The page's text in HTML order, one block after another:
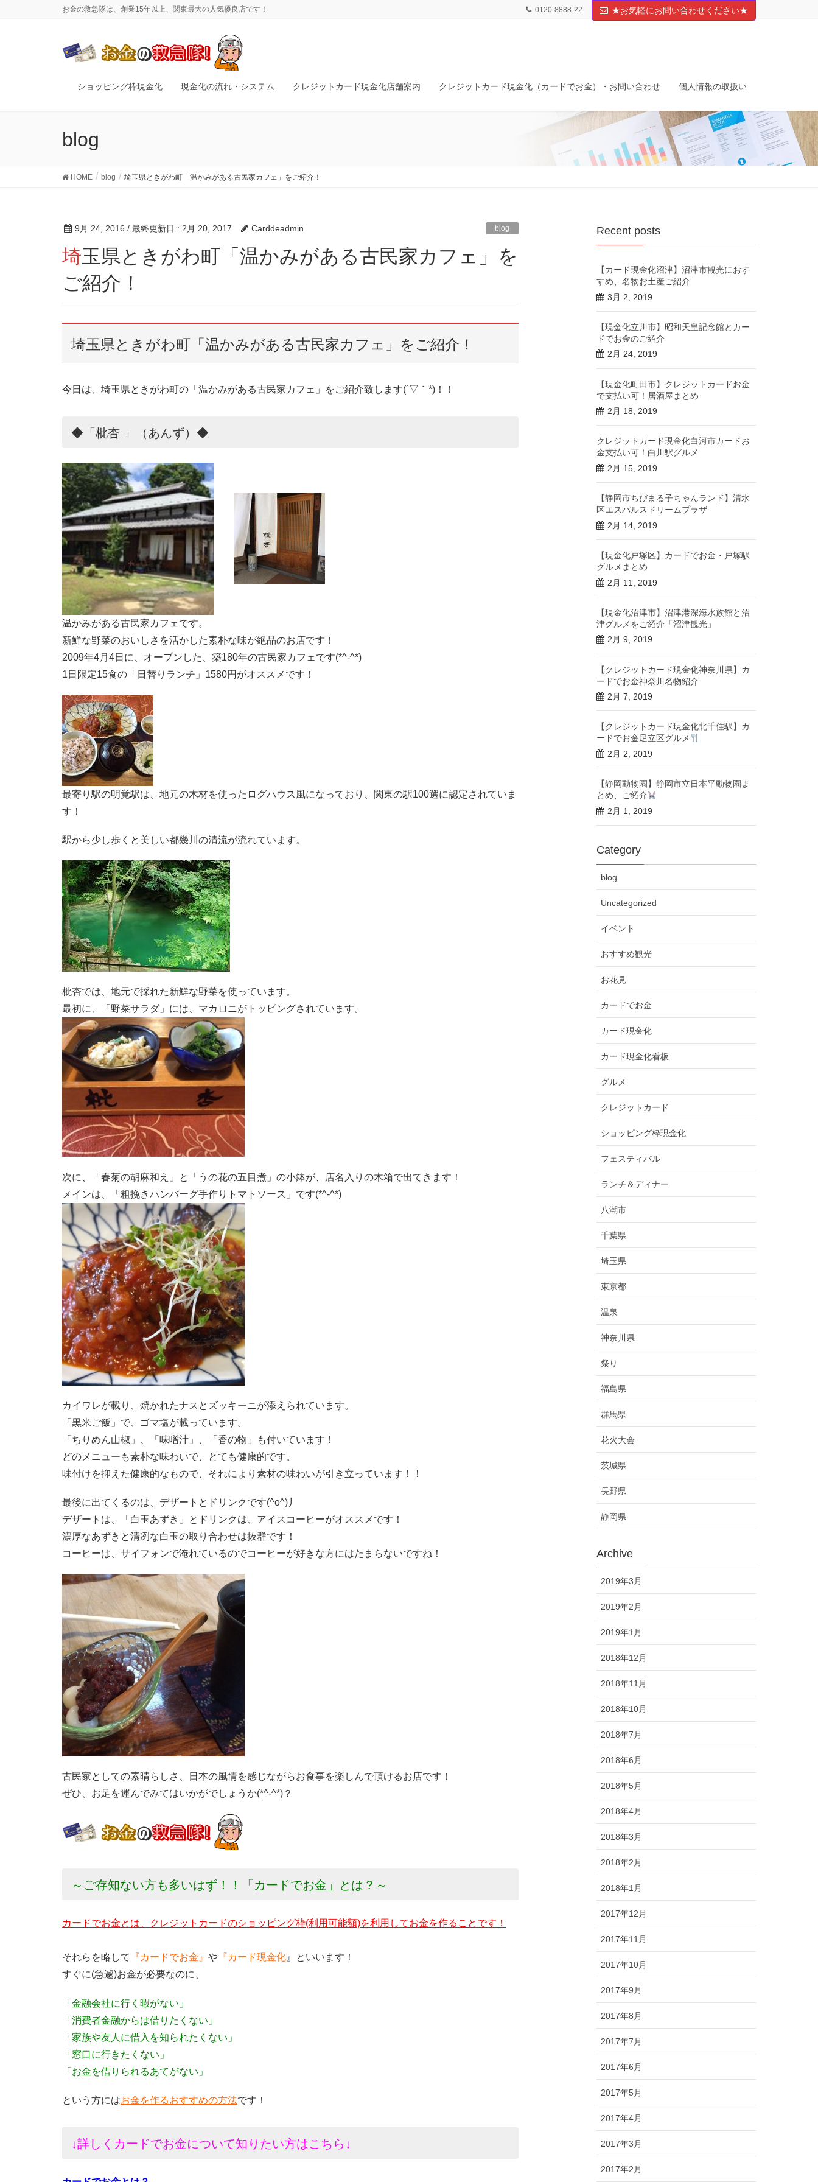
お金の救急隊は、創業15年以上、関東最大の人気優良店です！ 0120-8888-22 ★お気軽にお問い合わせください★
ショッピング枠現金化 現金化の流れ・システム クレジットカード現金化店舗案内 クレジットカード現金化（カードでお金）・お問い合わせ 個人情報の取扱い
blog
HOME blog 埼玉県ときがわ町「温かみがある古民家カフェ」をご紹介！
9月 24, 2016 / 最終更新日 : 2月 20, 2017 Carddeadmin blog
埼玉県ときがわ町「温かみがある古民家カフェ」を
ご紹介！
埼玉県ときがわ町「温かみがある古民家カフェ」をご紹介！
今日は、埼玉県ときがわ町の「温かみがある古民家カフェ」をご紹介致します(´▽｀*)！！
◆「枇杏 」（あんず）◆
温かみがある古民家カフェです。
新鮮な野菜のおいしさを活かした素朴な味が絶品のお店です！
2009年4月4日に、オープンした、築180年の古民家カフェです(*^-^*)
1日限定15食の「日替りランチ」1580円がオススメです！
最寄り駅の明覚駅は、地元の木材を使ったログハウス風になっており、関東の駅100選に認定されていま
す！
駅から少し歩くと美しい都幾川の清流が流れています。
枇杏では、地元で採れた新鮮な野菜を使っています。
最初に、「野菜サラダ」には、マカロニがトッピングされています。
次に、「春菊の胡麻和え」と「うの花の五目煮」の小鉢が、店名入りの木箱で出てきます！
メインは、「粗挽きハンバーグ手作りトマトソース」です(*^-^*)
カイワレが載り、焼かれたナスとズッキーニが添えられています。
「黒米ご飯」で、ゴマ塩が載っています。
「ちりめん山椒」、「味噌汁」、「香の物」も付いています！
どのメニューも素朴な味わいで、とても健康的です。
味付けを抑えた健康的なもので、それにより素材の味わいが引き立っています！！
最後に出てくるのは、デザートとドリンクです(^o^)丿
デザートは、「白玉あずき」とドリンクは、アイスコーヒーがオススメです！
濃厚なあずきと清冽な白玉の取り合わせは抜群です！
コーヒーは、サイフォンで淹れているのでコーヒーが好きな方にはたまらないですね！
古民家としての素晴らしさ、日本の風情を感じながらお食事を楽しんで頂けるお店です！
ぜひ、お足を運んでみてはいかがでしょうか(*^-^*)？
～ご存知ない方も多いはず！！「カードでお金」とは？～
カードでお金とは、クレジットカードのショッピング枠(利用可能額)を利用してお金を作ることです！
それらを略して 『カードでお金』 や 『カード現金化』といいます！
すぐに(急遽)お金が必要なのに、
「金融会社に行く暇がない」
「消費者金融からは借りたくない」
「家族や友人に借入を知られたくない」
「窓口に行きたくない」
「お金を借りられるあてがない」
という方にはお金を作るおすすめの方法です！
↓詳しくカードでお金について知りたい方はこちら↓
Recent posts
【カード現金化沼津】沼津市観光におす
すめ、名物お土産ご紹介
3月 2, 2019
【現金化立川市】昭和天皇記念館とカー
ドでお金のご紹介
2月 24, 2019
【現金化町田市】クレジットカードお金
で支払い可！居酒屋まとめ
2月 18, 2019
クレジットカード現金化白河市カードお
金支払い可！白川駅グルメ
2月 15, 2019
【静岡市ちびまる子ちゃんランド】清水
区エスパルスドリームプラザ
2月 14, 2019
【現金化戸塚区】カードでお金・戸塚駅
グルメまとめ
2月 11, 2019
【現金化沼津市】沼津港深海水族館と沼
津グルメをご紹介「沼津観光」
2月 9, 2019
【クレジットカード現金化神奈川県】カ
ードでお金神奈川名物紹介
2月 7, 2019
【クレジットカード現金化北千住駅】カ
ードでお金足立区グルメ
2月 2, 2019
【静岡動物園】静岡市立日本平動物園ま
とめ、ご紹介
2月 1, 2019
Category
blog
Uncategorized
イベント
おすすめ観光
お花見
カードでお金
カード現金化
カード現金化看板
グルメ
クレジットカード
ショッピング枠現金化
フェスティバル
ランチ＆ディナー
八潮市
千葉県
埼玉県
東京都
温泉
神奈川県
祭り
福島県
群馬県
花火大会
茨城県
長野県
静岡県
Archive
2019年3月
2019年2月
2019年1月
2018年12月
2018年11月
2018年10月
2018年7月
2018年6月
2018年5月
2018年4月
2018年3月
2018年2月
2018年1月
2017年12月
2017年11月
2017年10月
2017年9月
2017年8月
2017年7月
2017年6月
2017年5月
2017年4月
2017年3月
2017年2月